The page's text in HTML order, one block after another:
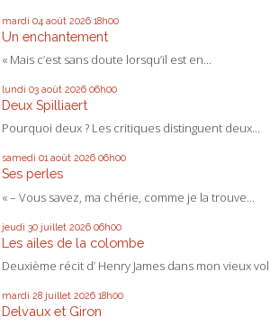
mardi 04 août 2026 18h00
Un enchantement
« Mais c’est sans doute lorsqu’il est en...
lundi 03 août 2026 06h00
Deux Spilliaert
Pourquoi deux ? Les critiques distinguent deux...
samedi 01 août 2026 06h00
Ses perles
« – Vous savez, ma chérie, comme je la trouve...
jeudi 30 juillet 2026 06h00
Les ailes de la colombe
Deuxième récit d’ Henry James dans mon vieux
mardi 28 juillet 2026 18h00
Delvaux et Giron